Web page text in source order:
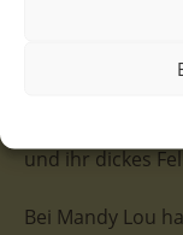
Mandy Lou
ihre dunklen,
und ihr dickes
Bei Mandy Lou